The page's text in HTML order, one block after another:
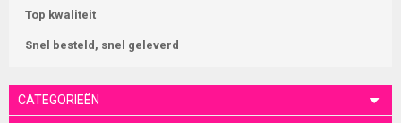
Top kwaliteit
Snel besteld, snel geleverd
CATEGORIEËN